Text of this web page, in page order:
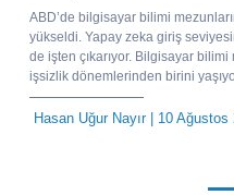
ABD’de bilgisayar bilimi
yükseldi. Yapay zeka giriş
de işten çıkarıyor. Bilgisayar bilimi
işsizlik dönemlerinden birini
Hasan Uğur Nayır| 10 Ağustos